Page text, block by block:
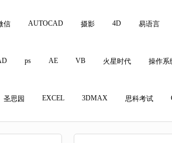
信 AUTOCAD 摄影 4D 易语言
ps AE VB 火星时代 操作系
圣思园 EXCEL 3DMAX 思科考试